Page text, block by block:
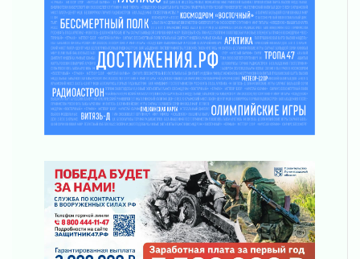
За сутки в Ленинградской области
ликвидировали 10 пожаров
03 августа 2026
Клюква наливается, но в корзинку пока не
просится
03 августа 2026
Строительные компании Ленобласти
подняли зарплаты почти на 40% за год
Шесть новых жизней в честь дня рождения
Ленинградской области
03 августа 2026
Уроки безопасности для детей и взрослых
03 августа 2026